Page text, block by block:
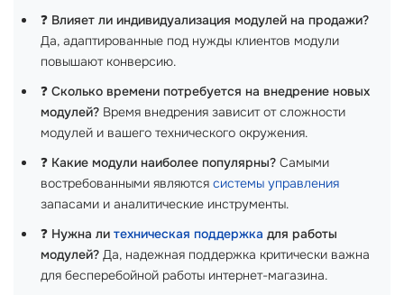
❓ Влияет ли индивидуализация модулей на продажи?
Да, адаптированные под нужды клиентов модули
повышают конверсию.
❓ Сколько времени потребуется на внедрение новых
модулей? Время внедрения зависит от сложности
модулей и вашего технического окружения.
❓ Какие модули наиболее популярны? Самыми
востребованными являются системы управления
запасами и аналитические инструменты.
❓ Нужна ли техническая поддержка для работы
модулей? Да, надежная поддержка критически важна
для бесперебойной работы интернет-магазина.